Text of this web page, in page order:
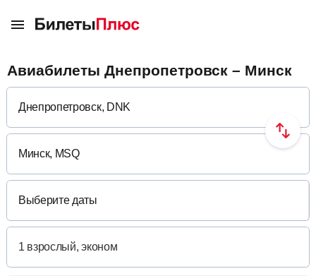
Авиабилеты Днепропетровск – Минск
Выберите даты